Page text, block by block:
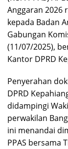
Anggaran 2026
kepada Badan
Gabungan
(11/07/2025),
Kantor DPRD
Penyerahan
DPRD
didampingi
perwakilan
ini menandai
PPAS bersama